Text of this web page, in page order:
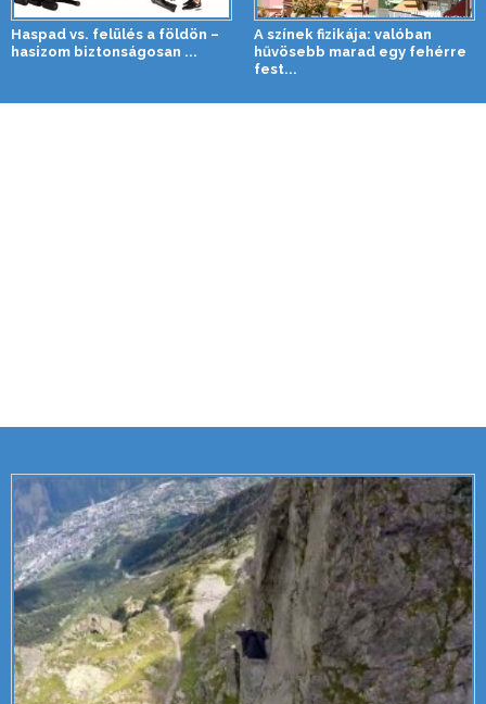
Haspad vs. felülés a földön –
hasizom biztonságosan ...
A színek fizikája: valóban
hűvösebb marad egy fehérre
fest...